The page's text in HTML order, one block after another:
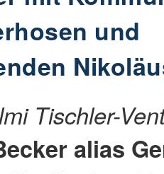
und
Tischler-
alias